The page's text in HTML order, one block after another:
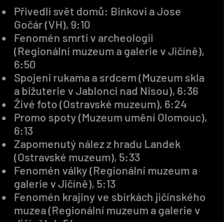
Přivedli svět domů: Binkovi a Jose
Gočár (VH), 9:10
Fenomén smrti v archeologii
(Regionální muzeum a galerie v Jičíně),
6:50
Spojeni rukama a srdcem (Muzeum skla
a bižuterie v Jablonci nad Nisou), 6:36
Živé foto (Ostravské muzeum), 6:24
Promo spoty (Muzeum umění Olomouc),
6:13
Zapomenutý nález z hradu Landek
(Ostravské muzeum), 5:33
Fenomén války (Regionální muzeum a
galerie v Jičíně), 5:13
Fenomén krajiny ve sbírkách jičínského
muzea (Regionální muzeum a galerie v